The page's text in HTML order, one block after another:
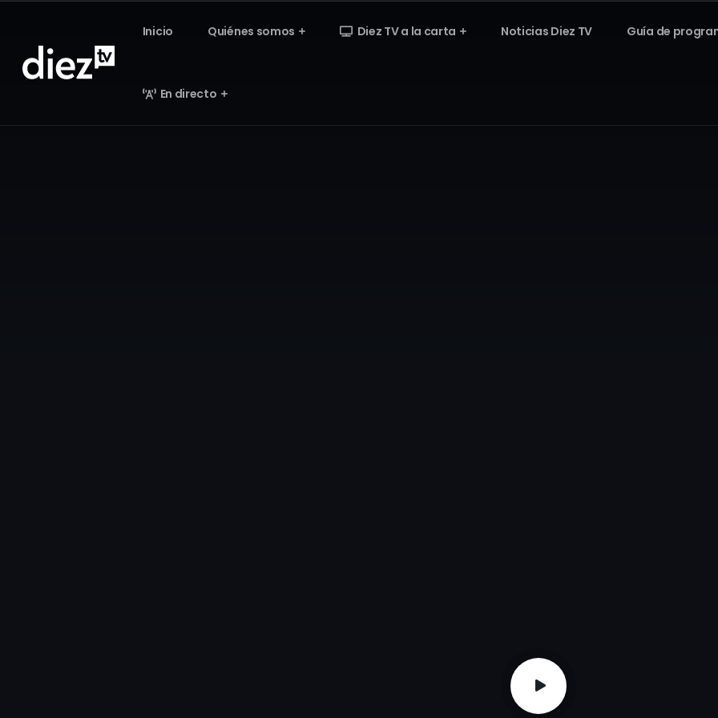
Inicio Quiénes somos Diez TV a la carta Noticias Diez TV Guía de
En directo